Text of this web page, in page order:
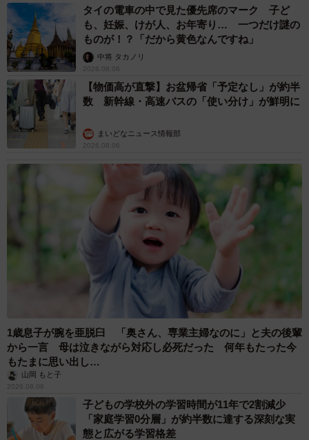
タイの電車の中で見た優先席のマーク 子ど
も、妊娠、けが人、お年寄り… 一つだけ謎の
ものが！？「だから黄色なんですね」
中将 タカノリ
2026.08.06
【物価高が直撃】お盆帰省「予定なし」が約半
数 新幹線・高速バスの「使い分け」が鮮明に
まいどなニュース情報部
2026.08.06
1歳息子が腕を亜脱臼 「奥さん、専業主婦なのに」と夫の後輩
から一言 母は泣きながら対応し必死だった 何年もたった今
もたまに思い出し…
山岡 もと子
2026.08.06
子どもの学校外の学習時間が11年で2割減少
「家庭学習0分層」が約半数に達する深刻な実
態と広がる学習格差